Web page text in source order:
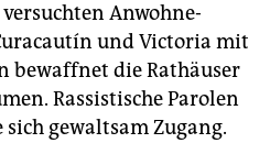
An­woh­ne­
und Victoria mit
bewaffnet die Rathäuser
Rassistische Parolen
gewaltsam Zugang.